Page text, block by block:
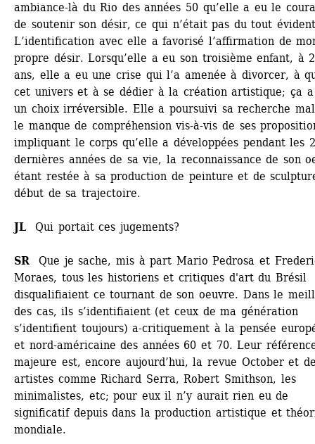
ambiance-là du Rio des années 50 qu’elle a eu le
de soutenir son désir, ce qui n’était pas du tout
L’identification avec elle a favorisé l’affirmation de
propre désir. Lorsqu’elle a eu son troisième enfant, à
ans, elle a eu une crise qui l’a amenée à divorcer, à
cet univers et à se dédier à la création artistique; ça
un choix irréversible. Elle a poursuivi sa recherche
le manque de compréhension vis-à-vis de ses
impliquant le corps qu’elle a développées pendant les
dernières années de sa vie, la reconnaissance de son
étant restée à sa production de peinture et de
début de sa trajectoire.
JL Qui portait ces jugements?
SR
Que je sache, mis à part Mario Pedrosa et
Moraes, tous les historiens et critiques d'art du Brésil
disqualifiaient ce tournant de son oeuvre. Dans le
des cas, ils s’identifiaient (et ceux de ma génération
s’identifient toujours) a-critiquement à la pensée
et nord-américaine des années 60 et 70. Leur
majeure est, encore aujourd’hui, la revue October et
artistes comme Richard Serra, Robert Smithson, les
minimalistes, etc; pour eux il n’y aurait rien eu de
significatif depuis dans la production artistique et
mondiale.